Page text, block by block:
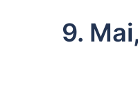
9.